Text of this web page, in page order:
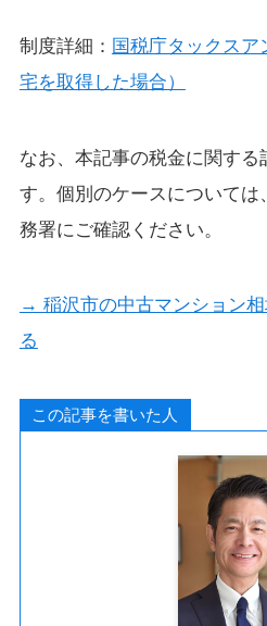
制度詳細： 国税庁タックスア
宅を取得した場合）
なお、本記事の税金に関す
す。個別のケースについては
務署にご確認ください。
→ 稲沢市の中古マンション
る
この記事を書いた人